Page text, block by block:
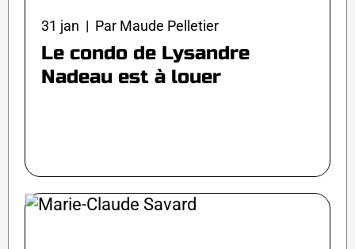
31 jan | Par Maude Pelletier
Le condo de Lysandre
Nadeau est à louer